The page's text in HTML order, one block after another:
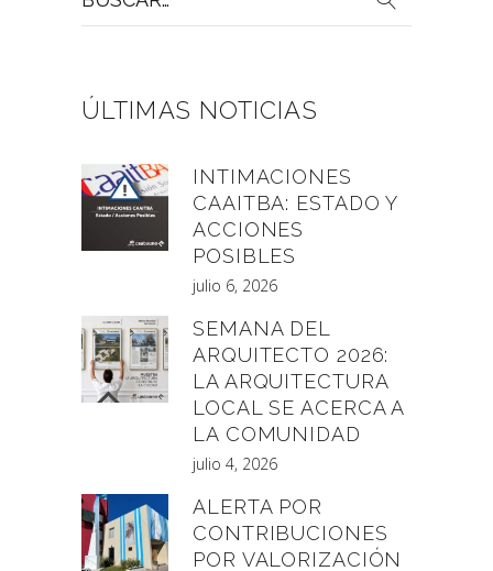
por:
ÚLTIMAS NOTICIAS
INTIMACIONES
CAAITBA: ESTADO Y
ACCIONES
POSIBLES
julio 6, 2026
SEMANA DEL
ARQUITECTO 2026:
LA ARQUITECTURA
LOCAL SE ACERCA A
LA COMUNIDAD
julio 4, 2026
ALERTA POR
CONTRIBUCIONES
POR VALORIZACIÓN